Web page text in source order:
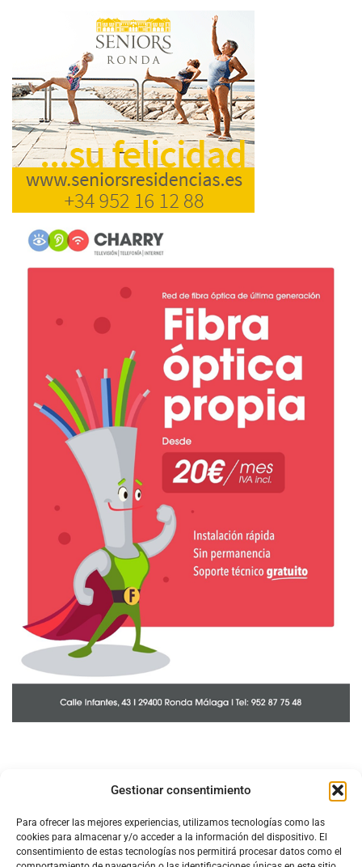
Gestionar consentimiento
Para ofrecer las mejores experiencias, utilizamos tecnologías como las
cookies para almacenar y/o acceder a la información del dispositivo. El
consentimiento de estas tecnologías nos permitirá procesar datos como el